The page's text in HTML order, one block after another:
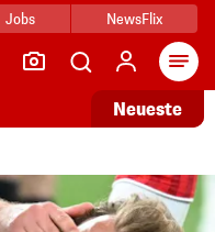
Jobs NewsFlix
Neueste